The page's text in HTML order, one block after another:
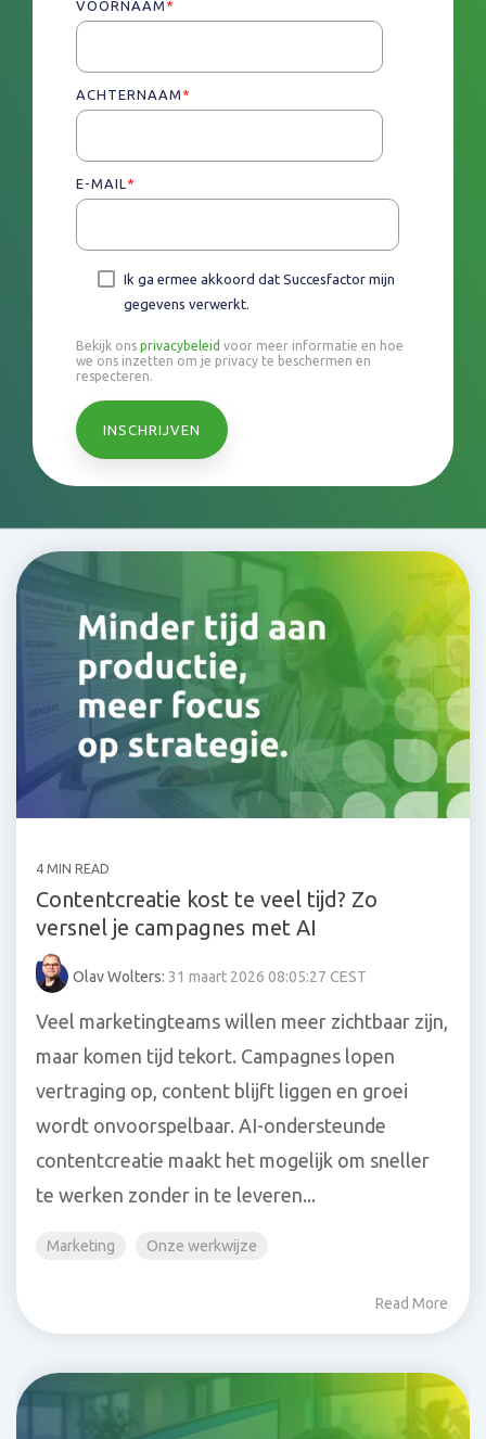
VOORNAAM *
ACHTERNAAM *
E-MAIL*
Ik ga ermee akkoord dat Succesfactor mijn
gegevens verwerkt.
Bekijk ons privacybeleid voor meer informatie en hoe
we ons inzetten om je privacy te beschermen en
respecteren.
4 MIN READ
Contentcreatie kost te veel tijd? Zo
versnel je campagnes met AI
Olav Wolters: 31 maart 2026 08:05:27 CEST
Veel marketingteams willen meer zichtbaar zijn,
maar komen tijd tekort. Campagnes lopen
vertraging op, content blijft liggen en groei
wordt onvoorspelbaar. AI-ondersteunde
contentcreatie maakt het mogelijk om sneller
te werken zonder in te leveren...
Marketing Onze werkwijze
Read More